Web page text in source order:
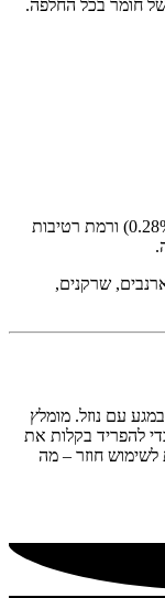
חומר בכל החלפה.
: רמת אפר נמוכה במיוחד (0.28%) ורמת רטיבות
שרקנים,
עם נוזל. מומלץ
להפריד בקלות את
חוזר – מה